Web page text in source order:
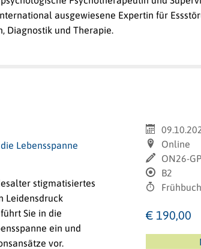
ausgewiesene Expertin für
Diagnostik und Therapie.
Lebensspanne
stigmatisiertes
Leidensdruck
Sie in die
ein und
vor.
Online
ON26-
B2
€ 190,00